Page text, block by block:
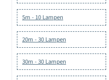
5m - 10 Lampen
20m - 30 Lampen
30m - 30 Lampen